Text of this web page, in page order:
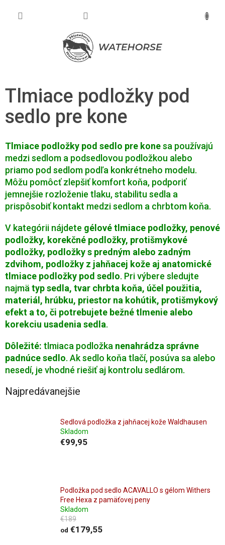
Tlmiace podložky pod
sedlo pre kone
Tlmiace podložky pod sedlo pre konesa používajú
medzi sedlom a podsedlovou podložkou alebo
priamo pod sedlom podľa konkrétneho modelu.
Môžu pomôcť zlepšiť komfort koňa, podporiť
jemnejšie rozloženie tlaku, stabilitu sedla a
prispôsobiť kontakt medzi sedlom a chrbtom koňa.
V kategórii nájdete gélové tlmiace podložky, penové
podložky, korekčné podložky, protišmykové
podložky, podložky s predným alebo zadným
zdvihom, podložky z jahňacej kože aj anatomické
tlmiace podložky pod sedlo. Pri výbere sledujte
najmä typ sedla, tvar chrbta koňa, účel použitia,
materiál, hrúbku, priestor na kohútik, protišmykový
efekt a to, či potrebujete bežné tlmenie alebo
korekciu usadenia sedla.
Dôležité: tlmiaca podložka nenahrádza správne
padnúce sedlo. Ak sedlo koňa tlačí, posúva sa alebo
nesedí, je vhodné riešiť aj kontrolu sedlárom.
Najpredávanejšie
Sedlová podložka z jahňacej kože Waldhausen
Skladom
€99,95
Podložka pod sedlo ACAVALLO s gélom Withers
Free Hexa z pamäťovej peny
Skladom
€189
od €179,55